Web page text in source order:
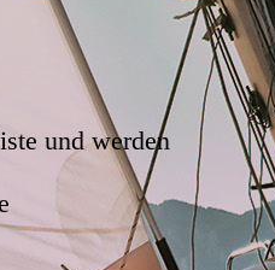
und werden